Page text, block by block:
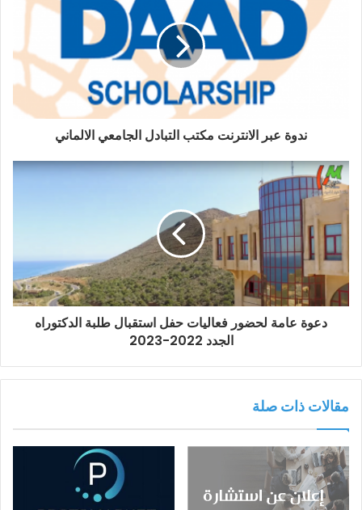
ندوة عبر الانترنت مكتب التبادل الجامعي الالماني
دعوة عامة لحضور فعاليات حفل استقبال طلبة الدكتوراه
الجدد 2022-2023
مقالات ذات صلة